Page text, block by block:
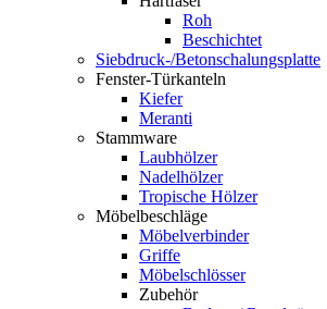
Roh
Beschichtet
Siebdruck-/Betonschalungsplatte
Fenster-Türkanteln
Kiefer
Meranti
Stammware
Laubhölzer
Nadelhölzer
Tropische Hölzer
Möbelbeschläge
Möbelverbinder
Griffe
Möbelschlösser
Zubehör